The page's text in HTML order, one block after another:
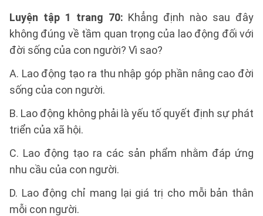
Luyện tập 1 trang 70: Khẳng định nào sau đây
không đúng về tầm quan trọng của lao động đối với
đời sống của con người? Vì sao?
A. Lao động tạo ra thu nhập góp phần nâng cao đời
sống của con người.
B. Lao động không phải là yếu tố quyết định sự phát
triển của xã hội.
C. Lao động tạo ra các sản phẩm nhằm đáp ứng
nhu cầu của con người.
D. Lao động chỉ mang lại giá trị cho mỗi bản thân
mỗi con người.